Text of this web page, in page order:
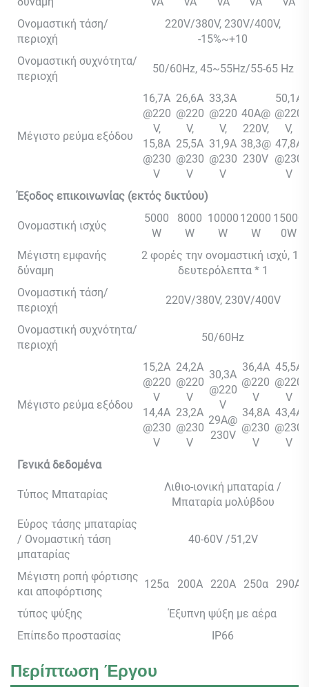
Ονομαστική τάση/
περιοχή
220V/380V, 230V/400V,
-15%~+10
Ονομαστική συχνότητα/
περιοχή
50/60Hz, 45~55Hz/55-65 Hz
Μέγιστο ρεύμα εξόδου
16,7A
@220
V,
15,8A
@230
V
26,6A
@220
V,
25,5A
@230
V
33,3A
@220
V,
31,9A
@230
V
40A@
220V,
38,3@
230V
50,1A
@220
V,
47,8A
@230
V
Έξοδος επικοινωνίας (εκτός δικτύου)
Ονομαστική ισχύς
5000
W
8000
W
10000
W
12000
W
15000
0W
Μέγιστη εμφανής
δύναμη
2 φορές την ονομαστική ισχύ, 10
δευτερόλεπτα * 1
Ονομαστική τάση/
περιοχή
220V/380V, 230V/400V
Ονομαστική συχνότητα/
περιοχή
50/60Hz
Μέγιστο ρεύμα εξόδου
15,2A
@220
V
14,4A
@230
V
24,2A
@220
V
23,2A
@230
V
30,3A
@220
V
29A@
230V
36,4A
@220
V
34,8A
@230
V
45,5A
@220
V
43,4A
@230
V
Γενικά δεδομένα
Τύπος Μπαταρίας
Λιθιο-ιονική μπαταρία /
Μπαταρία μολύβδου
Εύρος τάσης μπαταρίας
/ Ονομαστική τάση
μπαταρίας
40-60V /51,2V
Μέγιστη ροπή φόρτισης
και αποφόρτισης
125α 200A 220A 250α 290A
τύπος ψύξης
Έξυπνη ψύξη με αέρα
Επίπεδο προστασίας
IP66
Περίπτωση Έργου